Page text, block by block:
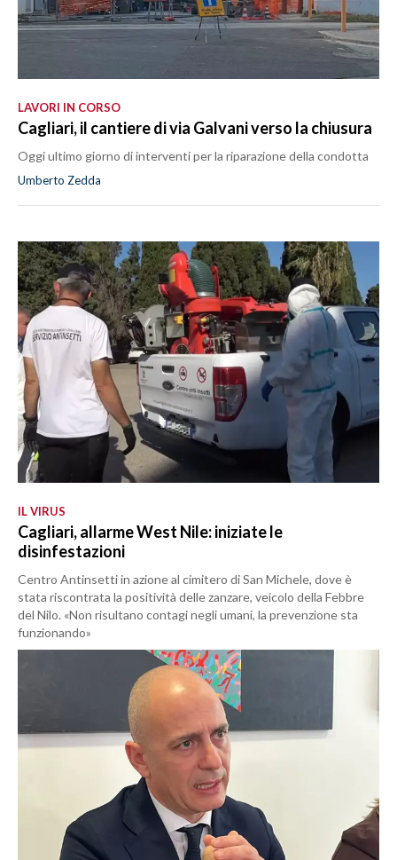
LAVORI IN CORSO
Cagliari, il cantiere di via Galvani verso la chiusura
Oggi ultimo giorno di interventi per la riparazione della condotta
Umberto Zedda
IL VIRUS
Cagliari, allarme West Nile: iniziate le
disinfestazioni
Centro Antinsetti in azione al cimitero di San Michele, dove è
stata riscontrata la positività delle zanzare, veicolo della Febbre
del Nilo. «Non risultano contagi negli umani, la prevenzione sta
funzionando»